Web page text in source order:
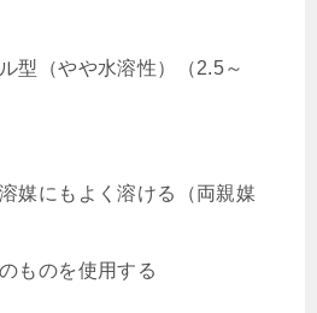
型（やや水溶性）（2.5～
媒にもよく溶ける（両親媒
ものを使用する